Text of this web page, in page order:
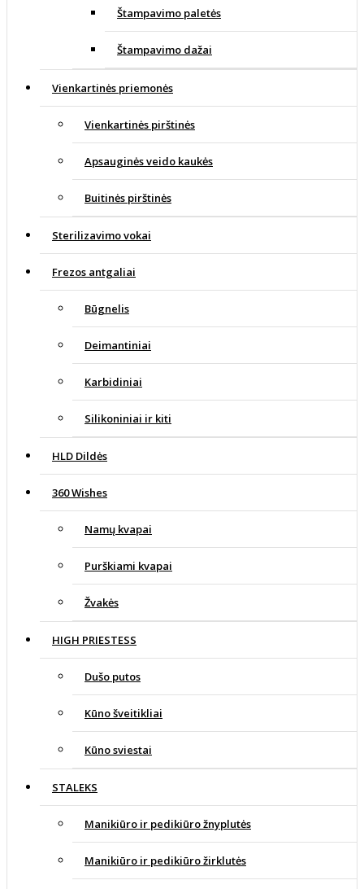
Štampavimo paletės
Štampavimo dažai
Vienkartinės priemonės
Vienkartinės pirštinės
Apsauginės veido kaukės
Buitinės pirštinės
Sterilizavimo vokai
Frezos antgaliai
Būgnelis
Deimantiniai
Karbidiniai
Silikoniniai ir kiti
HLD Dildės
360 Wishes
Namų kvapai
Purškiami kvapai
Žvakės
HIGH PRIESTESS
Dušo putos
Kūno šveitikliai
Kūno sviestai
STALEKS
Manikiūro ir pedikiūro žnyplutės
Manikiūro ir pedikiūro žirklutės